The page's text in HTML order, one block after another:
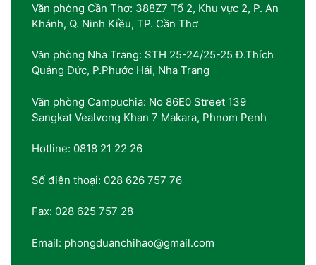
Văn phòng Cần Thơ: 388Z7 Tổ 2, Khu vực 2, P. An
Khánh, Q. Ninh Kiều, TP. Cần Thơ
Văn phòng Nha Trang: STH 25-24/25-25 Đ.Thích
Quảng Đức, P.Phước Hải, Nha Trang
Văn phòng Campuchia: No 86E0 Street 139
Sangkat Vealvong Khan 7 Makara, Phnom Penh
Hotline: 0818 21 22 26
Số điện thoại: 028 626 757 76
Fax: 028 625 757 28
Email: phongduanchihao@gmail.com